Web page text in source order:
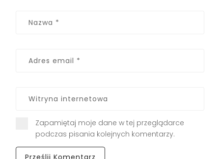
Zapamiętaj moje dane w tej przeglądarce
podczas pisania kolejnych komentarzy.